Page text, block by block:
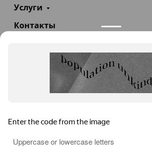
Услуги
Контакты
info@teploexpert.com
Пн—Сб 09:00 – 18:00
TeploExpert.com © 2008 - 2026
систем отопления, водоснабжения,